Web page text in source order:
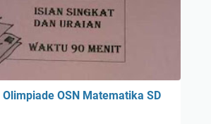
OSN Matematika SD